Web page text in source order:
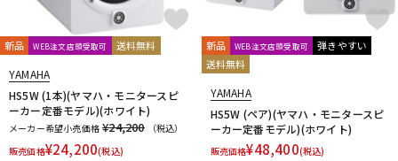
新品 WEB注文店頭受取可 送料無料
YAMAHA
HS5W (1本)(ヤマハ・モニタースピ
ーカー定番モデル)(ホワイト)
メーカー希望小売価格 ¥24,200
（税込）
販売価格¥24,200(税込)
新品 WEB注文店頭受取可
弾きやすい
送料無料
YAMAHA
HS5W (ペア)(ヤマハ・モニタースピ
ーカー定番モデル)(ホワイト)
販売価格¥48,400(税込)